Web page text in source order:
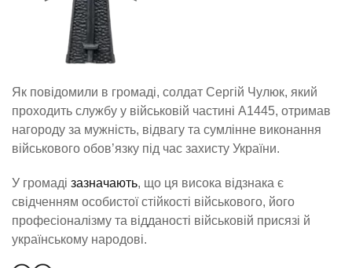
Як повідомили в громаді, солдат Сергій Чулюк, який
проходить службу у військовій частині А1445, отримав
нагороду за мужність, відвагу та сумлінне виконання
військового обов’язку під час захисту України.
У громаді зазначають, що ця висока відзнака є
свідченням особистої стійкості військового, його
професіоналізму та відданості військовій присязі й
українському народові.